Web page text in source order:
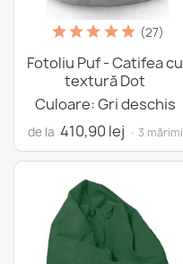
(27)
Fotoliu Puf - Catifea cu
textură Dot
Culoare: Gri deschis
de la 410,90 lej · 3 mărimi